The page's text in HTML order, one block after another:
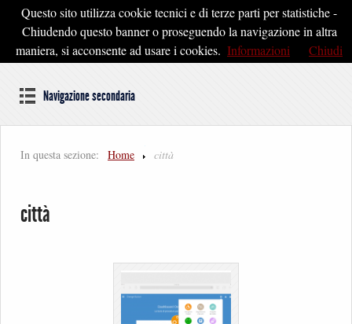
Pontedera2020
Dal cuore della Toscana un'idea di Futuro
Navigazione secondaria
In questa sezione: Home città
città
Questo sito utilizza cookie tecnici e di terze parti per statistiche -
Chiudendo questo banner o proseguendo la navigazione in altra
maniera, si acconsente ad usare i cookies. Informazioni Chiudi